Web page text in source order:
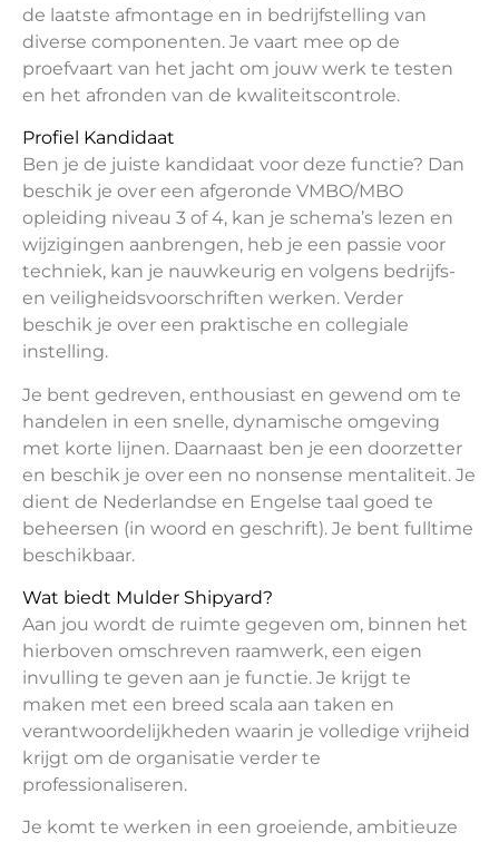
de laatste afmontage en in bedrijfstelling van
diverse componenten. Je vaart mee op de
proefvaart van het jacht om jouw werk te testen
en het afronden van de kwaliteitscontrole.
Profiel Kandidaat
Ben je de juiste kandidaat voor deze functie? Dan
beschik je over een afgeronde VMBO/MBO
opleiding niveau 3 of 4, kan je schema’s lezen en
wijzigingen aanbrengen, heb je een passie voor
techniek, kan je nauwkeurig en volgens bedrijfs-
en veiligheidsvoorschriften werken. Verder
beschik je over een praktische en collegiale
instelling.
Je bent gedreven, enthousiast en gewend om te
handelen in een snelle, dynamische omgeving
met korte lijnen. Daarnaast ben je een doorzetter
en beschik je over een no nonsense mentaliteit. Je
dient de Nederlandse en Engelse taal goed te
beheersen (in woord en geschrift). Je bent fulltime
beschikbaar.
Wat biedt Mulder Shipyard?
Aan jou wordt de ruimte gegeven om, binnen het
hierboven omschreven raamwerk, een eigen
invulling te geven aan je functie. Je krijgt te
maken met een breed scala aan taken en
verantwoordelijkheden waarin je volledige vrijheid
krijgt om de organisatie verder te
professionaliseren.
Je komt te werken in een groeiende, ambitieuze